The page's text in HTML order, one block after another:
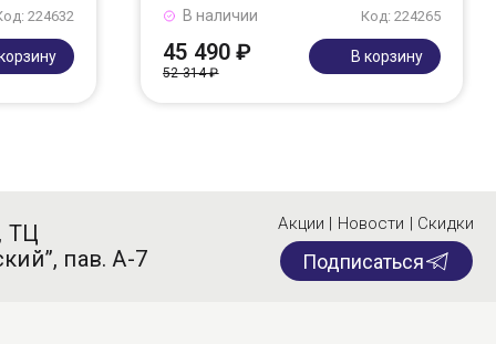
224632 Код: 224265
В наличии
45 490 ₽
52 314 ₽
В корзину
ТЦ
пав. А-7
Акции | Новости | Скидки
Подписаться